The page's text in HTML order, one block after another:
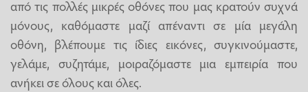
από τις πολλές μικρές οθόνες που μας κρατούν συχνά
μόνους, καθόμαστε μαζί απέναντι σε μία μεγάλη
οθόνη, βλέπουμε τις ίδιες εικόνες, συγκινούμαστε,
γελάμε, συζητάμε, μοιραζόμαστε μια εμπειρία που
ανήκει σε όλους και όλες.